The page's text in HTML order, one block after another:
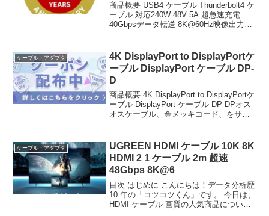
商品概要 USB4 ケーブル Thunderbolt4 ケ
ーブル 対応240W 48V 5A 超急速充電
40Gbpsデータ転送 8K@60Hz映像出力
ケーブル・アダプタ
4K DisplayPort to DisplayPortケ
ーブル DisplayPort ケーブル DP-
D
商品概要 4K DisplayPort to DisplayPortケ
ーブル DisplayPort ケーブル DP-DPオス-
オスケーブル、金メッキコード、をサポ
ケーブル・アダプタ
UGREEN HDMI ケーブル 10K 8K
HDMI 2 1 ケーブル 2m 超速
48Gbps 8K@6
目次 はじめに こんにちは！データ分析歴
10 年の「コツコツくん」です。 今日は、
HDMI ケーブル 画質の人気商品について